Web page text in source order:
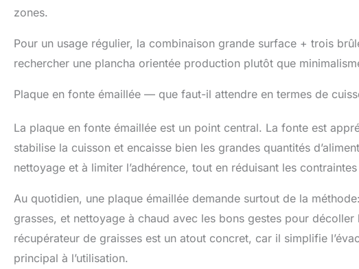
zones.
Pour un usage régulier, la combinaison grande surface + trois
rechercher une plancha orientée production plutôt que
Plaque en fonte émaillée — que faut-il attendre en termes de
La plaque en fonte émaillée est un point central. La fonte est
stabilise la cuisson et encaisse bien les grandes quantités
nettoyage et à limiter l’adhérence, tout en réduisant les
Au quotidien, une plaque émaillée demande surtout de la
grasses, et nettoyage à chaud avec les bons gestes pour
récupérateur de graisses est un atout concret, car il simplifie
principal à l’utilisation.